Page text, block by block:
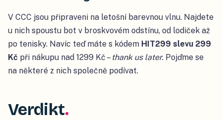
V CCC jsou připraveni na letošní barevnou vlnu. Najdete
u nich spoustu bot v broskvovém odstínu, od lodiček až
po tenisky. Navíc teď máte s kódem HIT299 slevu 299
Kč při nákupu nad 1299 Kč – thank us later. Pojďme se
na některé z nich společně podívat.
Verdikt